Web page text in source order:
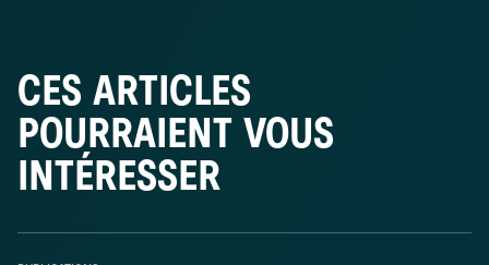
CES ARTICLES
POURRAIENT VOUS
INTÉRESSER